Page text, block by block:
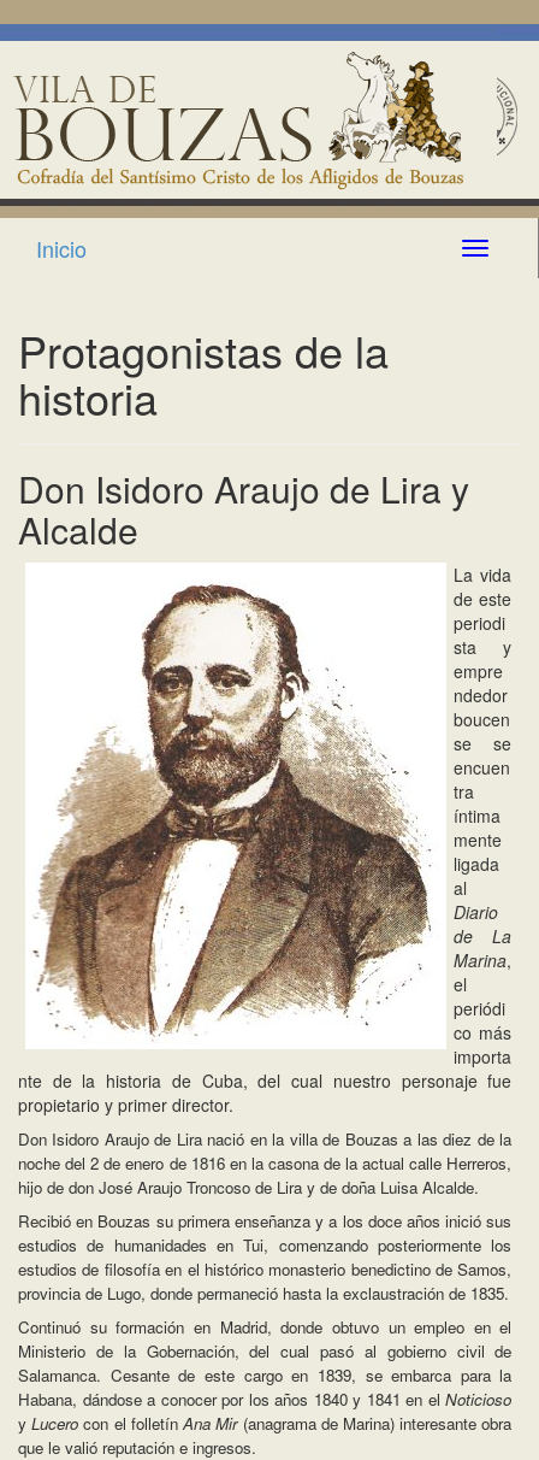
T
o
n
Inicio
Protagonistas de la
historia
Don Isidoro Araujo de Lira y
Alcalde
La vida
de este
periodi
sta y
empre
ndedor
boucen
se se
encuen
tra
íntima
mente
ligada
al
Diario
de La
Marina,
el
periódi
co más
importa
nte de la historia de Cuba, del cual nuestro personaje fue
propietario y primer director.
Don Isidoro Araujo de Lira nació en la villa de Bouzas a las diez de la
noche del 2 de enero de 1816 en la casona de la actual calle Herreros,
hijo de don José Araujo Troncoso de Lira y de doña Luisa Alcalde.
Recibió en Bouzas su primera enseñanza y a los doce años inició sus
estudios de humanidades en Tui, comenzando posteriormente los
estudios de filosofía en el histórico monasterio benedictino de Samos,
provincia de Lugo, donde permaneció hasta la exclaustración de 1835.
Continuó su formación en Madrid, donde obtuvo un empleo en el
Ministerio de la Gobernación, del cual pasó al gobierno civil de
Salamanca. Cesante de este cargo en 1839, se embarca para la
Habana, dándose a conocer por los años 1840 y 1841 en elNoticioso
yLucero con el folletínAna Mir(anagrama de Marina) interesante obra
que le valió reputación e ingresos.